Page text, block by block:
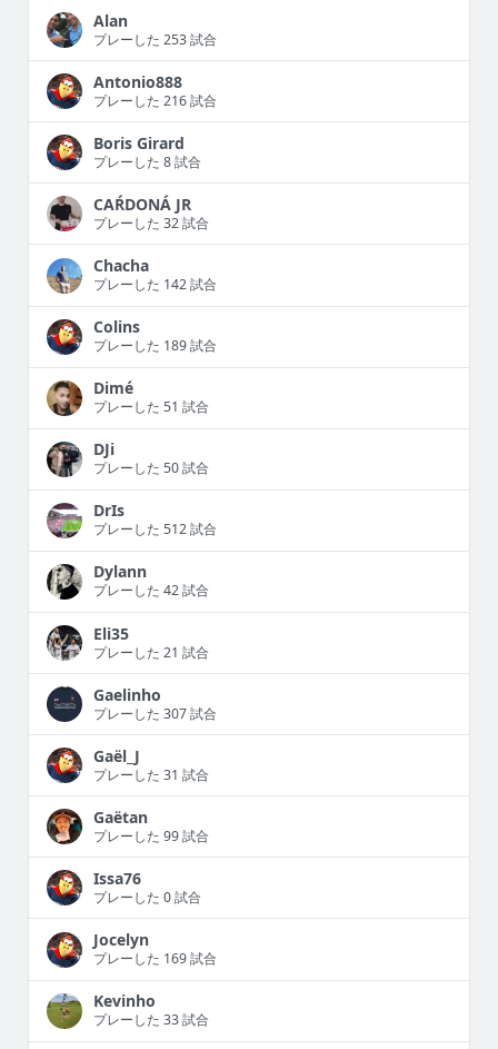
Alan
プレーした 253 試合
Antonio888
プレーした 216 試合
Boris Girard
プレーした 8 試合
CAŔDONÁ JR
プレーした 32 試合
Chacha
プレーした 142 試合
Colins
プレーした 189 試合
Dimé
プレーした 51 試合
DJi
プレーした 50 試合
DrIs
プレーした 512 試合
Dylann
プレーした 42 試合
Eli35
プレーした 21 試合
Gaelinho
プレーした 307 試合
Gaël_J
プレーした 31 試合
Gaëtan
プレーした 99 試合
Issa76
プレーした 0 試合
Jocelyn
プレーした 169 試合
Kevinho
プレーした 33 試合